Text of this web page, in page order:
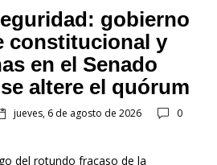
gobierno
constitucional y
en el Senado
altere el quórum
jueves, 6 de agosto de 2026 0
del rotundo fracaso de la